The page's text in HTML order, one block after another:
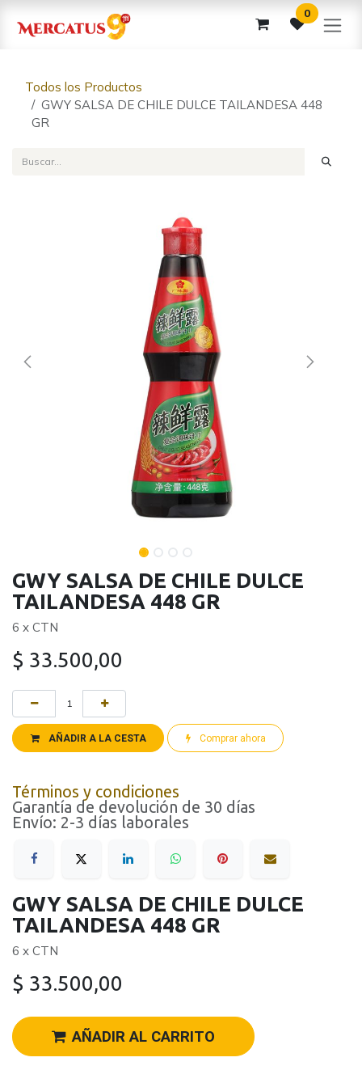
0
Todos los Productos
GWY SALSA DE CHILE DULCE TAILANDESA 448
GR
GWY SALSA DE CHILE DULCE
TAILANDESA 448 GR
6 x CTN
$ 33.500,00
AÑADIR A LA CESTA Comprar ahora
Términos y condiciones
Garantía de devolución de 30 días
Envío: 2-3 días laborales
GWY SALSA DE CHILE DULCE
TAILANDESA 448 GR
6 x CTN
$ 33.500,00
AÑADIR AL CARRITO